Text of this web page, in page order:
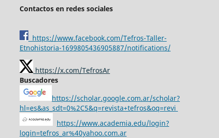
Contactos en redes sociales
https://www.facebook.com/Tefros-Taller-
Etnohistoria-1699805436905887/notifications/
https://x.com/TefrosAr
Buscadores
https://scholar.google.com.ar/scholar?
hl=es&as_sdt=0%2C5&q=revista+tefros&oq=revi
https://www.academia.edu/login?
login=tefros_ar%40yahoo.com.ar